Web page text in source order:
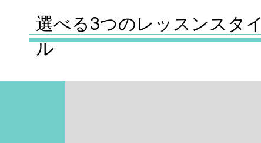
​選べる3つのレッスンスタイ
ル